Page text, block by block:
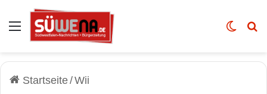
Auswahl Skin
Startseite/Wii